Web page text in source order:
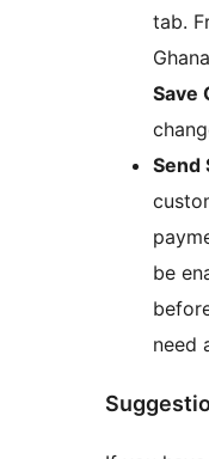
tab.
Save
Send
be
need